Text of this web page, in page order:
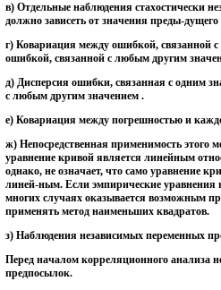
в) Отдельные наблюдения стахостически
должно зависеть от значения преды-
г) Ковариация между ошибкой, связанной
ошибкой, связанной с любым другим
д) Дисперсия ошибки, связанная с одним
с любым другим значением .
е) Ковариация между погрешностью и
ж) Непосредственная применимость этого
уравнение кривой является линейным
однако, не означает, что само уравнение
линей-ным. Если эмпирические
многих случаях оказывается возможным
применять метод наименьших квадратов.
з) Наблюдения независимых переменных
Перед началом корреляционного анализа
предпосылок.